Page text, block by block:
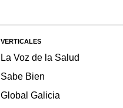
VERTICALES
La Voz de la Salud
Sabe Bien
Global Galicia